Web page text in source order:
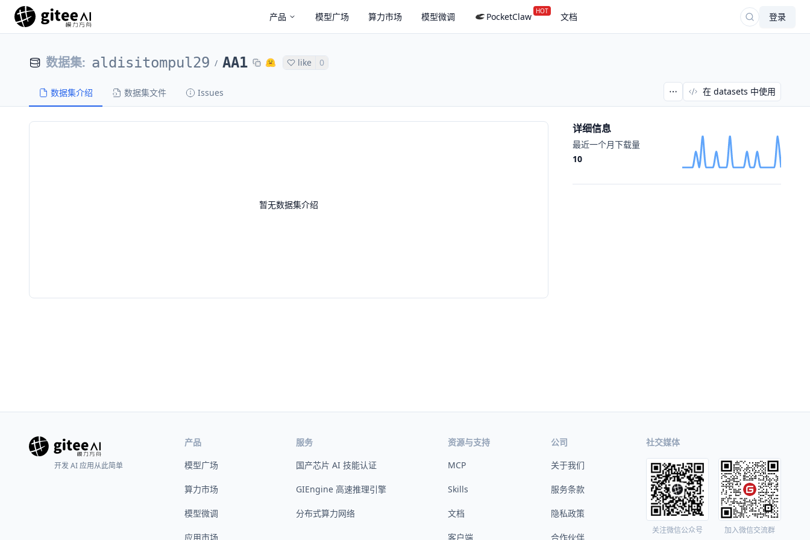
产品 模型广场 算力市场 模型微调 PocketClaw HOT 文档 登录
数据集: aldisitompul29 / AA1 like 0
数据集介绍 数据集文件 Issues 在 datasets 中使用
暂无数据集介绍
详细信息
最近一个月下载量
10
开发 AI 应用从此简单
产品
模型广场
算力市场
模型微调
应用市场
服务
国产芯片 AI 技能认证
GIEngine 高速推理引擎
分布式算力网络
资源与支持
MCP
Skills
文档
客户端
公司
关于我们
服务条款
隐私政策
合作伙伴
社交媒体
关注微信公众号 加入微信交流群